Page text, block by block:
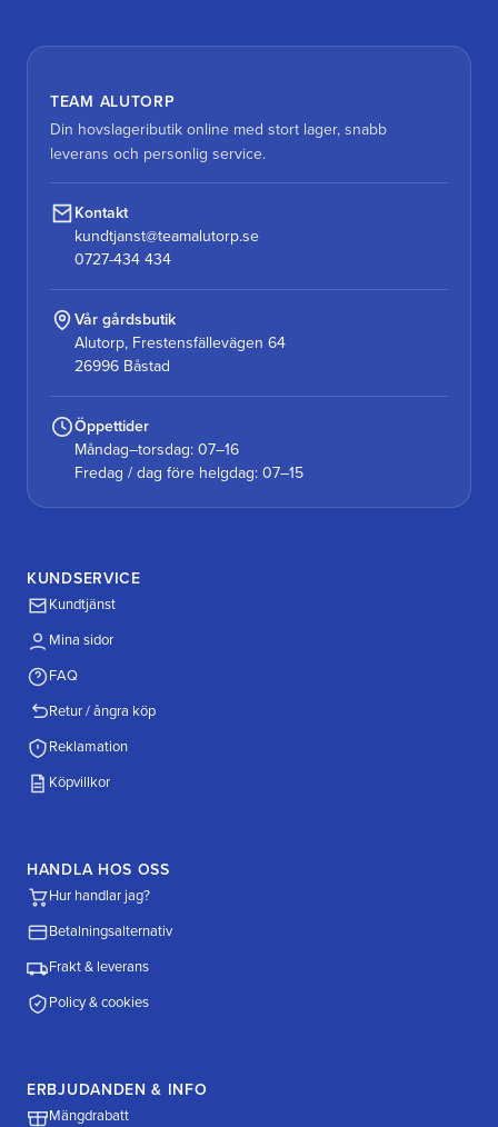
TEAM ALUTORP
Din hovslageributik online med stort lager, snabb
leverans och personlig service.
Kontakt
kundtjanst@teamalutorp.se
0727-434 434
Vår gårdsbutik
Alutorp, Frestensfällevägen 64
26996 Båstad
Öppettider
Måndag–torsdag: 07–16
Fredag / dag före helgdag: 07–15
KUNDSERVICE
Kundtjänst
Mina sidor
FAQ
Retur / ångra köp
Reklamation
Köpvillkor
HANDLA HOS OSS
Hur handlar jag?
Betalningsalternativ
Frakt & leverans
Policy & cookies
ERBJUDANDEN & INFO
Mängdrabatt